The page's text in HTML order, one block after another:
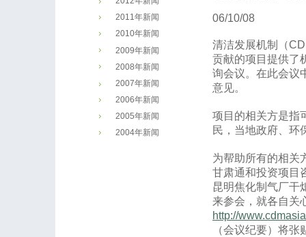
2011年新闻
2010年新闻
2009年新闻
2008年新闻
2007年新闻
2006年新闻
2005年新闻
2004年新闻
06/10/08
清洁发展机制（
贡献的项目提供了
询会议。在此会议
意见。
项目的相关方是指
民，当地政府、环
为帮助所有的相关
甘肃通和投资项目
昆明焦化制气厂干
来参会，就各自关
http://
（会议纪要）将